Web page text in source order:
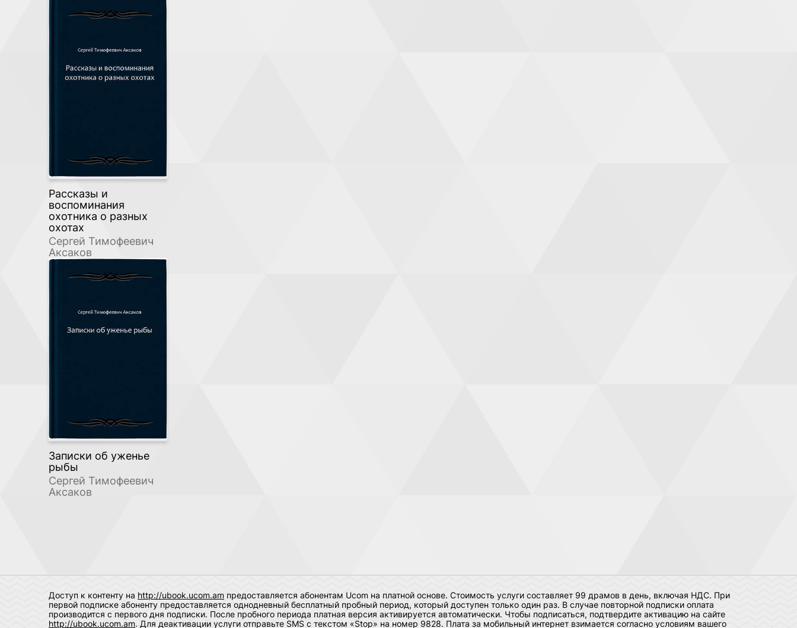
Рассказы и
воспоминания
охотника о разных
охотах
Сергей Тимофеевич
Аксаков
Записки об уженье
рыбы
Сергей Тимофеевич
Аксаков
Доступ к контенту на http://ubook.ucom.am предоставляется абонентам Ucom на платной основе. Стоимость услуги составляет 99 драмов в день, включая НДС. При
первой подписке абоненту предоставляется однодневный бесплатный пробный период, который доступен только один раз. В случае повторной подписки оплата
производится с первого дня подписки. После пробного периода платная версия активируется автоматически. Чтобы подписаться, подтвердите активацию на сайте
http://ubook.ucom.am. Для деактивации услуги отправьте SMS с текстом «Stop» на номер 9828. Плата за мобильный интернет взимается согласно условиям вашего